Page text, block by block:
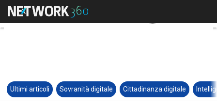
Ultimi articoli Sovranità digitale Cittadinanza digitale